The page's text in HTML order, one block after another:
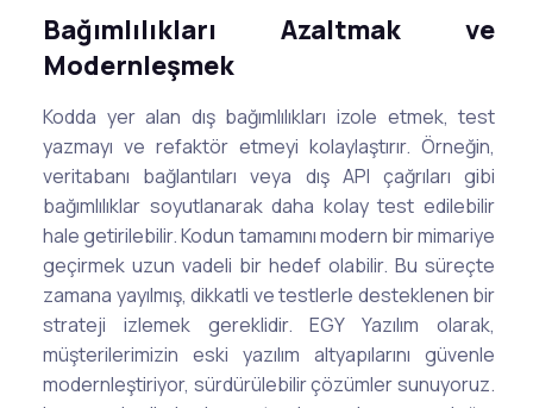
Bağımlılıkları Azaltmak ve
Modernleşmek
Kodda yer alan dış bağımlılıkları izole etmek, test
yazmayı ve refaktör etmeyi kolaylaştırır. Örneğin,
veritabanı bağlantıları veya dış API çağrıları gibi
bağımlılıklar soyutlanarak daha kolay test edilebilir
hale getirilebilir. Kodun tamamını modern bir mimariye
geçirmek uzun vadeli bir hedef olabilir. Bu süreçte
zamana yayılmış, dikkatli ve testlerle desteklenen bir
strateji izlemek gereklidir. EGY Yazılım olarak,
müşterilerimizin eski yazılım altyapılarını güvenle
modernleştiriyor, sürdürülebilir çözümler sunuyoruz.